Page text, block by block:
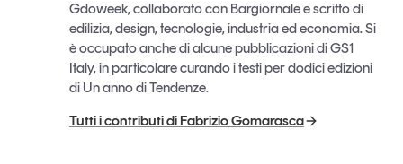
Gdoweek, collaborato con Bargiornale e scritto di
edilizia, design, tecnologie, industria ed economia. Si
è occupato anche di alcune pubblicazioni di GS1
Italy, in particolare curando i testi per dodici edizioni
di Un anno di Tendenze.
Tutti i contributi di Fabrizio Gomarasca